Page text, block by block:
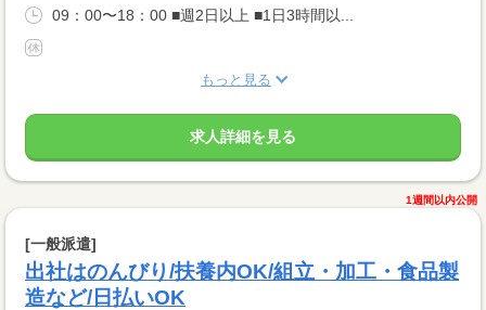
09：00〜18：00 ■週2日以上 ■1日3時間以...
もっと見る
求人詳細を見る
1週間以内公開
[一般派遣]
出社はのんびり/扶養内OK/組立・加工・食品製
造など/日払いOK